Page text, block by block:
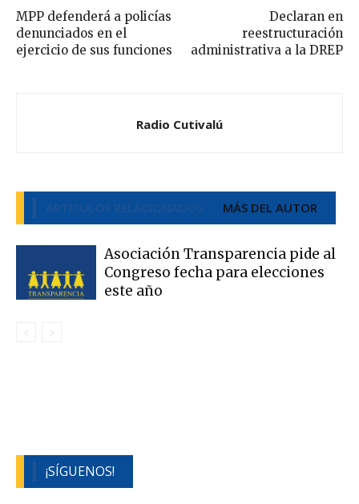
MPP defenderá a policías
denunciados en el
ejercicio de sus funciones
Declaran en
reestructuración
administrativa a la DREP
Radio Cutivalú
ARTÍCULOS RELACIONADOS MÁS DEL AUTOR
Asociación Transparencia pide al
Congreso fecha para elecciones
este año
¡SÍGUENOS!